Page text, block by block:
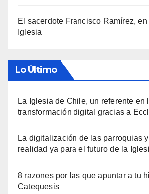
El sacerdote Francisco Ramírez,
Iglesia
Lo Último
La Iglesia de Chile, un referente en
transformación digital gracias a
La digitalización de las parroquias
realidad ya para el futuro de la
8 razones por las que apuntar a tu
Catequesis